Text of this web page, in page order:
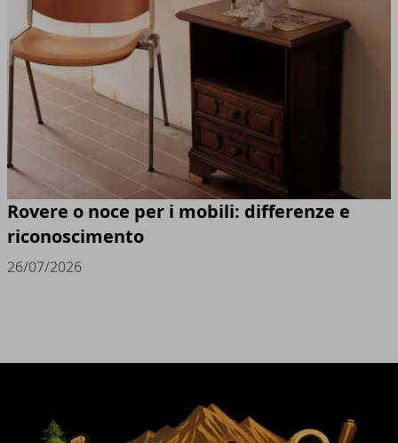
Rovere o noce per i mobili: differenze e
riconoscimento
26/07/2026